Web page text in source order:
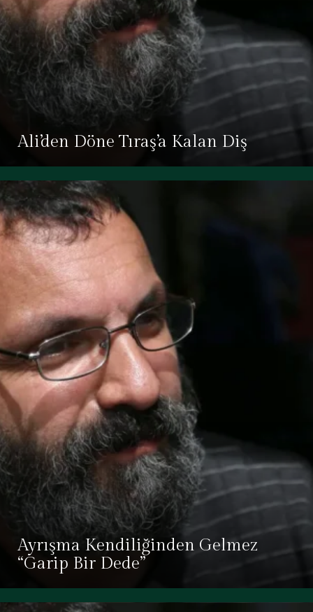
Ali’den Döne Tıraş’a Kalan Diş
Ayrışma Kendiliğinden Gelmez
“Garip Bir Dede”